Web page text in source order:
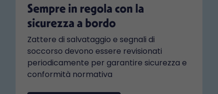
Sempre in regola con la
sicurezza a bordo
Zattere di salvataggio e segnali di
soccorso devono essere revisionati
periodicamente per garantire sicurezza e
conformità normativa